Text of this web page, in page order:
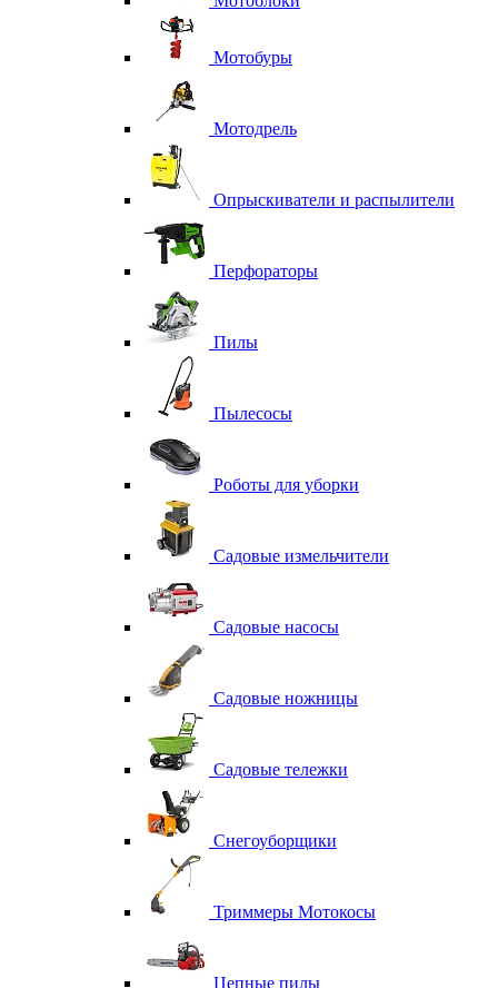
Мотобуры
Мотодрель
Опрыскиватели и распылители
Перфораторы
Пилы
Пылесосы
Роботы для уборки
Садовые измельчители
Садовые насосы
Садовые ножницы
Садовые тележки
Снегоуборщики
Триммеры Мотокосы
Цепные пилы